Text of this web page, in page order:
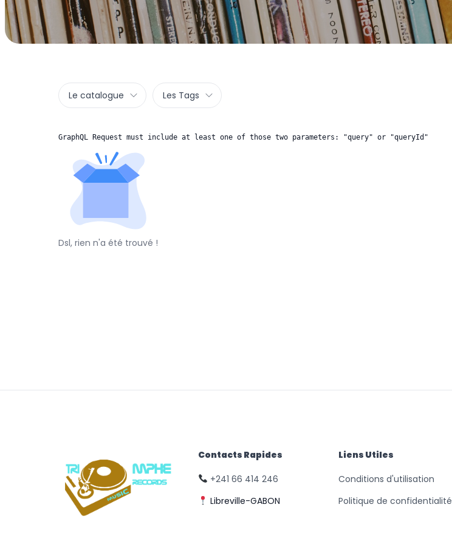
Le catalogue Les Tags
GraphQL Request must include at least one of those two parameters: "query" or "queryId"
Dsl, rien n'a été trouvé !
Contacts Rapides
+241 66 414 246
Libreville-GABON
Liens Utiles
Conditions d'utilisation
Politique de confidentialité